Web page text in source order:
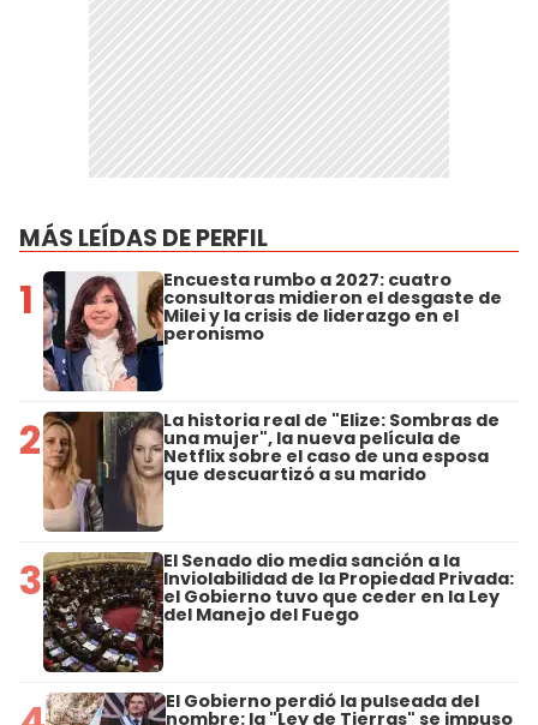
MÁS LEÍDAS DE PERFIL
1 Encuesta rumbo a 2027: cuatro
consultoras midieron el desgaste de
Milei y la crisis de liderazgo en el
peronismo
2 La historia real de "Elize: Sombras de
una mujer", la nueva película de
Netflix sobre el caso de una esposa
que descuartizó a su marido
3 El Senado dio media sanción a la
Inviolabilidad de la Propiedad Privada:
el Gobierno tuvo que ceder en la Ley
del Manejo del Fuego
El Gobierno perdió la pulseada del
nombre: la "Ley de Tierras" se impuso